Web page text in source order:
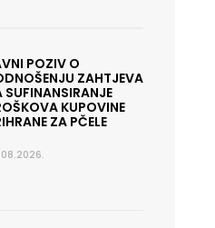
POZIV O
ZAHTJEVA
SUFINANSIRANJE
KUPOVINE
ZA PČELE